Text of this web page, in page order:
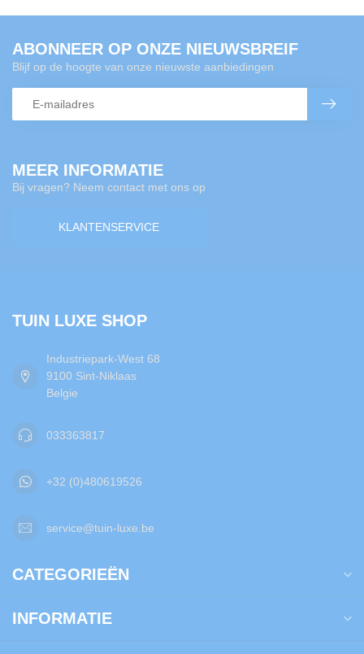
MEER INFORMATIE
Bij vragen? Neem contact met ons op
KLANTENSERVICE
ABONNEER OP ONZE NIEUWSBREIF
Blijf op de hoogte van onze nieuwste aanbiedingen
TUIN LUXE SHOP
Industriepark-West 68
9100 Sint-Niklaas
Belgie
033363817
+32 (0)480619526
service@tuin-luxe.be
CATEGORIEËN
INFORMATIE